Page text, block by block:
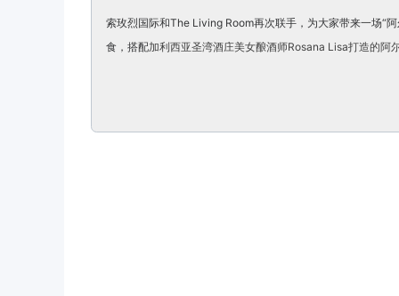
索玫烈国际和The Living Room再次联手，为大家带来一场“
食，搭配加利西亚圣湾酒庄美女酿酒师Rosana Lisa打造的阿